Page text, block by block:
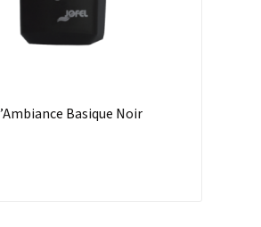
Basique Noir